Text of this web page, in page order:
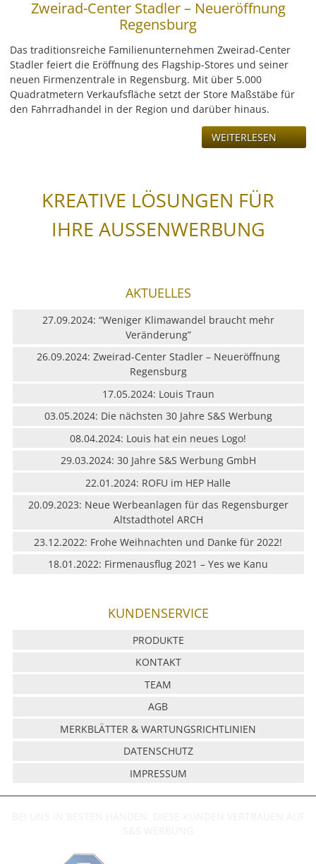
Zweirad-Center Stadler – Neueröffnung
Regensburg
Das traditionsreiche Familienunternehmen Zweirad-Center
Stadler feiert die Eröffnung des Flagship-Stores und seiner
neuen Firmenzentrale in Regensburg. Mit über 5.000
Quadratmetern Verkaufsfläche setzt der Store Maßstäbe für
den Fahrradhandel in der Region und darüber hinaus.
WEITERLESEN
KREATIVE LÖSUNGEN FÜR
IHRE AUSSENWERBUNG
AKTUELLES
27.09.2024: “Weniger Klimawandel braucht mehr
Veränderung”
26.09.2024: Zweirad-Center Stadler – Neueröffnung
Regensburg
17.05.2024: Louis Traun
03.05.2024: Die nächsten 30 Jahre S&S Werbung
08.04.2024: Louis hat ein neues Logo!
29.03.2024: 30 Jahre S&S Werbung GmbH
22.01.2024: ROFU im HEP Halle
20.09.2023: Neue Werbeanlagen für das Regensburger
Altstadthotel ARCH
23.12.2022: Frohe Weihnachten und Danke für 2022!
18.01.2022: Firmenausflug 2021 – Yes we Kanu
KUNDENSERVICE
PRODUKTE
KONTAKT
TEAM
AGB
MERKBLÄTTER & WARTUNGSRICHTLINIEN
DATENSCHUTZ
IMPRESSUM